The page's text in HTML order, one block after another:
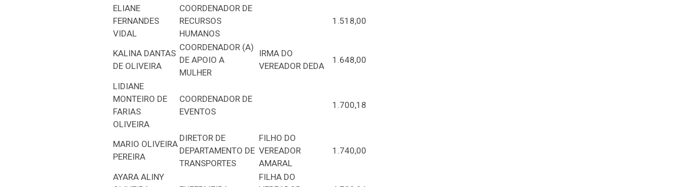
ELIANE
FERNANDES
VIDAL
COORDENADOR DE
RECURSOS
HUMANOS
1.518,00
KALINA DANTAS
DE OLIVEIRA
COORDENADOR (A)
DE APOIO A
MULHER
IRMA DO
VEREADOR DEDA
1.648,00
LIDIANE
MONTEIRO DE
FARIAS
OLIVEIRA
COORDENADOR DE
EVENTOS
1.700,18
MARIO OLIVEIRA
PEREIRA
DIRETOR DE
DEPARTAMENTO DE
TRANSPORTES
FILHO DO
VEREADOR
AMARAL
1.740,00
AYARA ALINY
FILHA DO